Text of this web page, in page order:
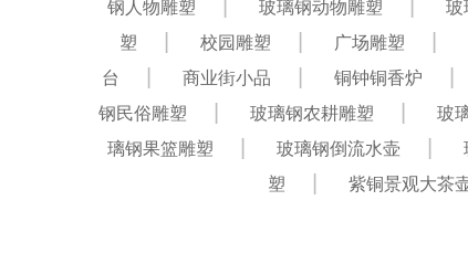
钢人物雕塑
玻璃钢动物雕塑 玻
塑
校园雕塑 广场雕塑
台
商业街小品 铜钟铜香炉
钢民俗雕塑
玻璃钢农耕雕塑 玻
璃钢果篮雕塑
玻璃钢倒流水壶
塑
紫铜景观大茶